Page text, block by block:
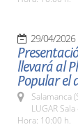
29/04/2026
llevará al
Popular el
Salamanca
LUGAR
Hora: 10:00 h.